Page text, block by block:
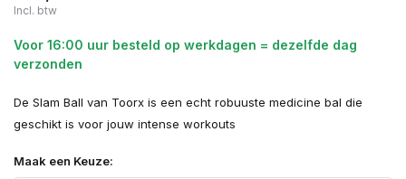
Incl. btw
Voor 16:00 uur besteld op werkdagen = dezelfde dag
verzonden
De Slam Ball van Toorx is een echt robuuste medicine bal die
geschikt is voor jouw intense workouts
Maak een Keuze: